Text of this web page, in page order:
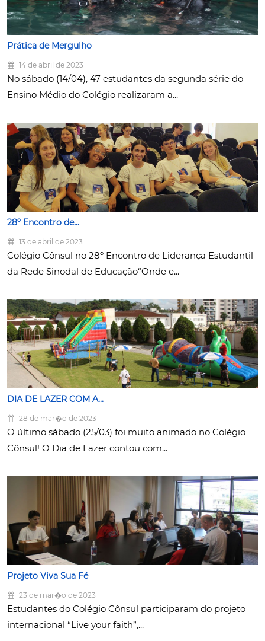
Prática de Mergulho
14 de abril de 2023
No sábado (14/04), 47 estudantes da segunda série do
Ensino Médio do Colégio realizaram a...
28º Encontro de...
13 de abril de 2023
Colégio Cônsul no 28º Encontro de Liderança Estudantil
da Rede Sinodal de Educação“Onde e...
DIA DE LAZER COM A...
28 de mar�o de 2023
O último sábado (25/03) foi muito animado no Colégio
Cônsul! O Dia de Lazer contou com...
Projeto Viva Sua Fé
23 de mar�o de 2023
Estudantes do Colégio Cônsul participaram do projeto
internacional “Live your faith”,...